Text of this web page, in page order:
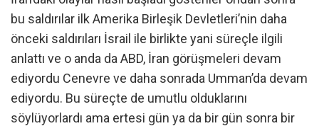
bu saldırılar ilk Amerika Birleşik Devletleri’nin daha
önceki saldırıları İsrail ile birlikte yani süreçle ilgili
anlattı ve o anda da ABD, İran görüşmeleri devam
ediyordu Cenevre ve daha sonrada Umman’da devam
ediyordu. Bu süreçte de umutlu olduklarını
söylüyorlardı ama ertesi gün ya da bir gün sonra bir